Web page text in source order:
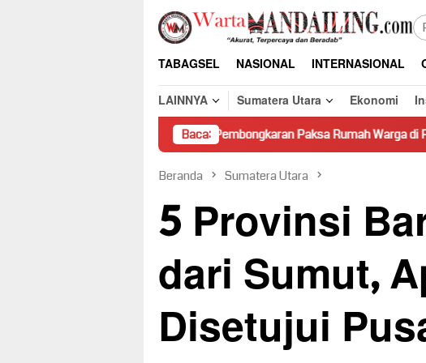
Loncat
konten
TABAGSEL NASIONAL INTERNASIONAL
LAINNYA
Sumatera Utara Ekonomi
Baca:
Pembongkaran Paksa Rumah Warga di Pasaman Tanpa
Beranda Sumatera Utara
5 Provinsi
dari Sumut,
Disetujui